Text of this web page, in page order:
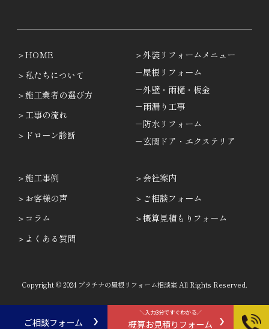
HOME
私たちについて
施工業者の選び方
工事の流れ
ドローン診断
外装リフォームメニュー
－屋根リフォーム
－外壁・雨樋・板金
－雨漏り工事
－防水リフォーム
－玄関ドア・エクステリア
施工事例
お客様の声
コラム
よくある質問
会社案内
ご相談フォーム
概算見積もりフォーム
Copyright © 2024 プラチナの屋根リフォーム相談室 All Rights Reserved.
ご相談フォーム
＼入力3分ですぐわかる／
概算お見積りフォーム